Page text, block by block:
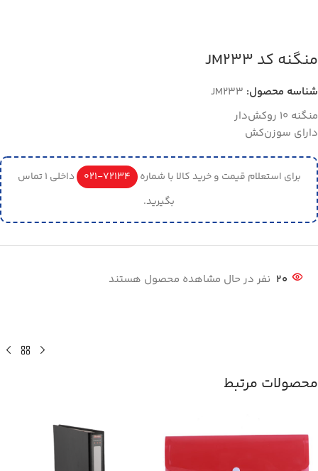
منگنه کد JM233
شناسه محصول: JM233
منگنه 10 روکش‌دار
دارای سوزن‌کش
برای استعلام قیمت و خرید کالا با شماره 72134-021
داخلی 1 تماس
بگیرید.
20 نفر در حال مشاهده محصول هستند
محصولات مرتبط